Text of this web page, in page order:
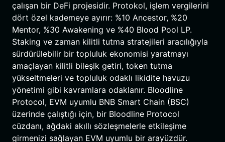
çalışan bir DeFi projesidir. Protokol, işlem vergilerini
dört özel kademeye ayırır: %10 Ancestor, %20
Mentor, %30 Awakening ve %40 Blood Pool LP.
Staking ve zaman kilitli tutma stratejileri aracılığıyla
sürdürülebilir bir topluluk ekonomisi yaratmayı
amaçlayan kilitli bileşik getiri, token tutma
yükseltmeleri ve topluluk odaklı likidite havuzu
yönetimi gibi kavramlara odaklanır. Bloodline
Protocol, EVM uyumlu BNB Smart Chain (BSC)
üzerinde çalıştığı için, bir Bloodline Protocol
cüzdanı, ağdaki akıllı sözleşmelerle etkileşime
girmenizi sağlayan EVM uyumlu bir arayüzdür.